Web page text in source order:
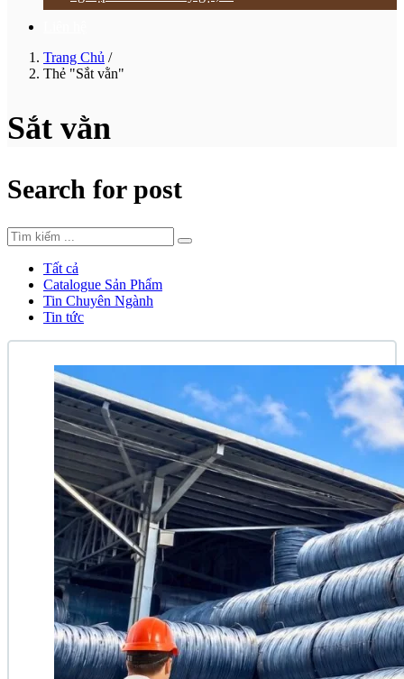
Trang Chủ /
Thẻ "Sắt vằn"
Sắt vằn
Search for post
Tất cả
Catalogue Sản Phẩm
Tin Chuyên Ngành
Tin tức